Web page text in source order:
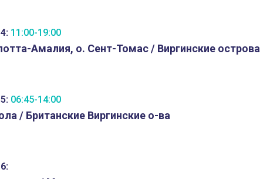
11:00-19:00
Амалия, о. Сент-Томас / Виргинские острова
06:45-14:00
/ Британские Виргинские о-ва